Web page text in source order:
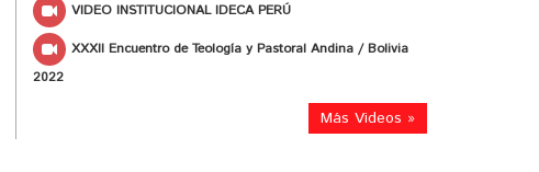
VIDEO INSTITUCIONAL IDECA PERÚ
XXXII Encuentro de Teología y Pastoral Andina / Bolivia
2022
Más Videos »